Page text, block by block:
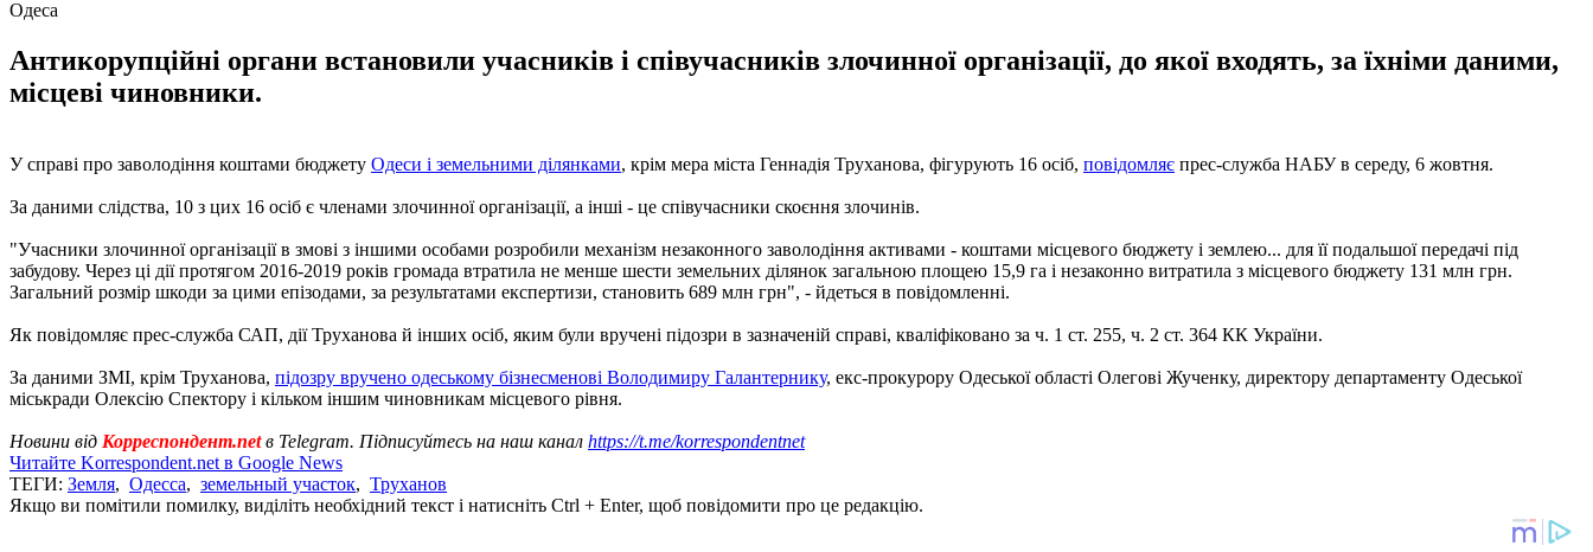
Одеса
Антикорупційні органи встановили учасників і співучасників злочинної організації, до якої входять, за їхніми даними,
місцеві чиновники.
У справі про заволодіння коштами бюджету Одеси і земельними ділянками, крім мера міста Геннадія Труханова, фігурують 16 осіб, повідомляє прес-служба НАБУ в середу, 6 жовтня.
За даними слідства, 10 з цих 16 осіб є членами злочинної організації, а інші - це співучасники скоєння злочинів.
"Учасники злочинної організації в змові з іншими особами розробили механізм незаконного заволодіння активами - коштами місцевого бюджету і землею... для її подальшої передачі під
забудову. Через ці дії протягом 2016-2019 років громада втратила не менше шести земельних ділянок загальною площею 15,9 га і незаконно витратила з місцевого бюджету 131 млн грн.
Загальний розмір шкоди за цими епізодами, за результатами експертизи, становить 689 млн грн", - йдеться в повідомленні.
Як повідомляє прес-служба САП, дії Труханова й інших осіб, яким були вручені підозри в зазначеній справі, кваліфіковано за ч. 1 ст. 255, ч. 2 ст. 364 КК України.
За даними ЗМІ, крім Труханова, підозру вручено одеському бізнесменові Володимиру Галантернику, екс-прокурору Одеської області Олегові Жученку, директору департаменту Одеської
міськради Олексію Спектору і кільком іншим чиновникам місцевого рівня.
Новини від Корреспондент.netв Telegram. Підписуйтесь на наш канал https://t.me/korrespondentnet
Читайте Korrespondent.net в Google News
ТЕГИ: Земля, Одесса, земельный участок, Труханов
Якщо ви помітили помилку, виділіть необхідний текст і натисніть Ctrl + Enter, щоб повідомити про це редакцію.